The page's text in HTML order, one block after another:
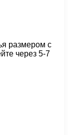
размером с
через 5-7